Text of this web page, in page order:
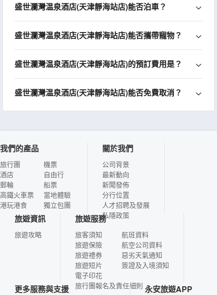
盛世瀾灣温泉酒店(天津靜海站店)能否泊車？
盛世瀾灣温泉酒店(天津靜海站店)能否攜帶寵物？
盛世瀾灣温泉酒店(天津靜海站店)的預訂費用是？
盛世瀾灣温泉酒店(天津靜海站店)能否免費取消？
我們的產品
旅行團
酒店
郵輪
高鐵火車票
港玩港食
機票
自由行
船票
當地體驗
獨立包團
關於我們
公司背景
最新動向
新聞發佈
分行位置
人才招聘及發展
私隱政策
旅遊資訊
旅遊攻略
旅遊服務
旅客須知
旅遊保險
旅遊禮券
旅遊短片
電子印花
航班資料
航空公司資料
惡劣天氣通知
簽證及入境須知
旅行團報名及責任細則
更多服務與支援 永安旅遊APP